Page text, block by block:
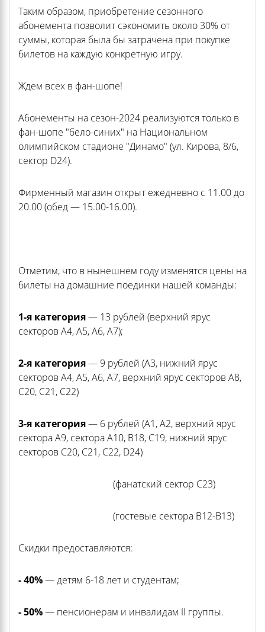
Таким образом, приобретение сезонного
абонемента позволит сэкономить около 30% от
суммы, которая была бы затрачена при покупке
билетов на каждую конкретную игру.
Ждем всех в фан-шопе!
Абонементы на сезон-2024 реализуются только в
фан-шопе "бело-синих" на Национальном
олимпийском стадионе "Динамо" (ул. Кирова, 8/6,
сектор D24).
Фирменный магазин открыт ежедневно с 11.00 до
20.00 (обед — 15.00-16.00).
Отметим, что в нынешнем году изменятся цены на
билеты на домашние поединки нашей команды:
1-я категория— 13 рублей (верхний ярус
секторов А4, А5, А6, А7);
2-я категория— 9 рублей (А3, нижний ярус
секторов А4, А5, А6, А7, верхний ярус секторов А8,
С20, С21, С22)
3-я категория— 6 рублей (А1, А2, верхний ярус
сектора А9, сектора А10, В18, С19, нижний ярус
секторов С20, С21, С22, D24)
(фанатский сектор С23)
(гостевые сектора В12-В13)
Скидки предоставляются:
- 40%— детям 6-18 лет и студентам;
- 50%— пенсионерам и инвалидам II группы.